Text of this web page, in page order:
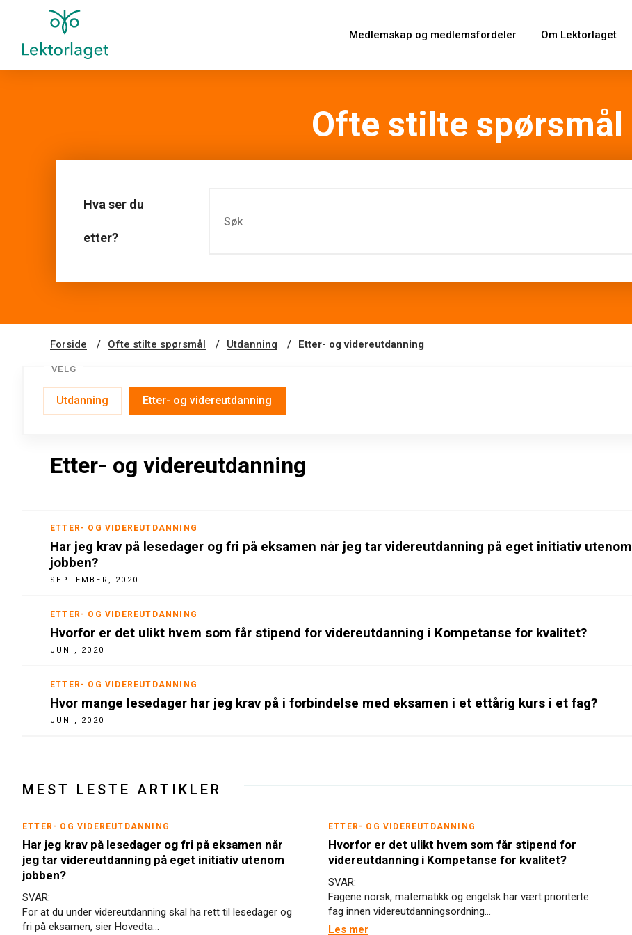
Medlemskap og medlemsfordeler Om Lektorlaget
Ofte stilte spørsmål
Hva ser du
etter?
Forside Ofte stilte spørsmål Utdanning Etter- og videreutdanning
VELG
Utdanning Etter- og videreutdanning
Etter- og videreutdanning
ETTER- OG VIDEREUTDANNING
Har jeg krav på lesedager og fri på eksamen når jeg tar videreutdanning på eget initiativ utenom
jobben?
SEPTEMBER, 2020
ETTER- OG VIDEREUTDANNING
Hvorfor er det ulikt hvem som får stipend for videreutdanning i Kompetanse for kvalitet?
JUNI, 2020
ETTER- OG VIDEREUTDANNING
Hvor mange lesedager har jeg krav på i forbindelse med eksamen i et ettårig kurs i et fag?
JUNI, 2020
MEST LESTE ARTIKLER
ETTER- OG VIDEREUTDANNING
Har jeg krav på lesedager og fri på eksamen når
jeg tar videreutdanning på eget initiativ utenom
jobben?
SVAR:
For at du under videreutdanning skal ha rett til lesedager og
fri på eksamen, sier Hovedta...
ETTER- OG VIDEREUTDANNING
Hvorfor er det ulikt hvem som får stipend for
videreutdanning i Kompetanse for kvalitet?
SVAR:
Fagene norsk, matematikk og engelsk har vært prioriterte
fag innen videreutdanningsordning...
Les mer